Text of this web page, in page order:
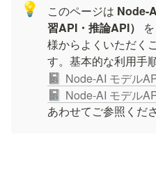
💡 このページは Node-
習API・推論API）
様からよくいただく
す。基本的な利用手
📓 Node-AI モデル
📓 Node-AI モデル
あわせてご参照くださ